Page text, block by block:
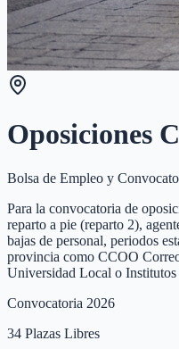
Oposiciones
Bolsa de Empleo y
Para la convocatoria de
reparto a pie (reparto 2),
bajas de personal, periodos
provincia como CCOO
Universidad Local o Institutos
Convocatoria 2026
34 Plazas Libres